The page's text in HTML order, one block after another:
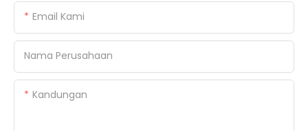
Email Kami
Nama Perusahaan
Kandungan